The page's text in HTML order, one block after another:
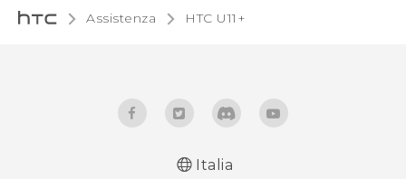
Assistenza HTC U11+‎
Italia